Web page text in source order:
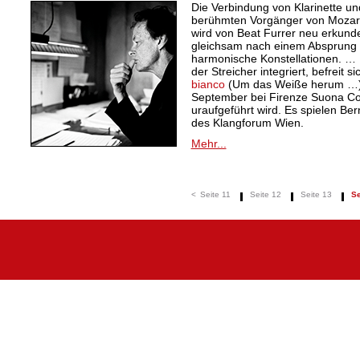
Die Verbindung von Klarinette
berühmten Vorgänger von
wird von Beat Furrer neu
gleichsam nach einem
harmonische Konstellationen. …
der Streicher integriert, befreit
bianco(Um das Weiße herum
September bei Firenze Suona
uraufgeführt wird. Es spielen
des Klangforum Wien.
Mehr...
< Seite 11 Seite 12 Seite 13